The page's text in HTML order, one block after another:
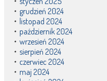
grudzień 2024
listopad 2024
październik 2024
wrzesień 2024
sierpień 2024
czerwiec 2024
maj 2024